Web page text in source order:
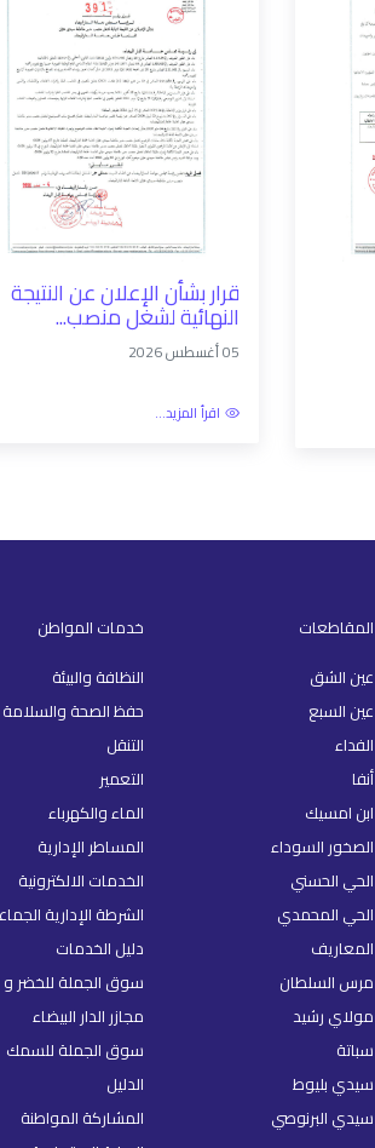
قرار بشأن الإعلان عن النتيجة
النهائية لشغل منصب...
05 أغسطس 2026
اقرأ المزيد...
المقاطعات
عين الشق
عين السبع
الفداء
أنفا
ابن امسيك
الصخور السوداء
الحي الحسني
الحي المحمدي
المعاريف
مرس السلطان
مولاي رشيد
سباتة
سيدي بليوط
سيدي البرنوصي
خدمات المواطن
النظافة والبيئة
حفظ الصحة والسلامة
التنقل
التعمير
الماء والكهرباء
المساطر الإدارية
الخدمات الالكترونية
الشرطة الإدارية
دليل الخدمات
سوق الجملة للخضر و
مجازر الدار البيضاء
سوق الجملة للسمك
الدليل
المشاركة المواطنة